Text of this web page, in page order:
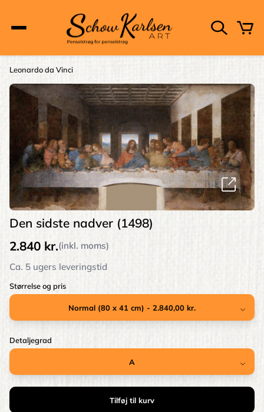
navigation
Brødkrumme
Leonardo da Vinci
Den sidste nadver (1498)
2.840 kr.(inkl. moms)
Ca. 5 ugers leveringstid
Størrelse og pris
Detaljegrad